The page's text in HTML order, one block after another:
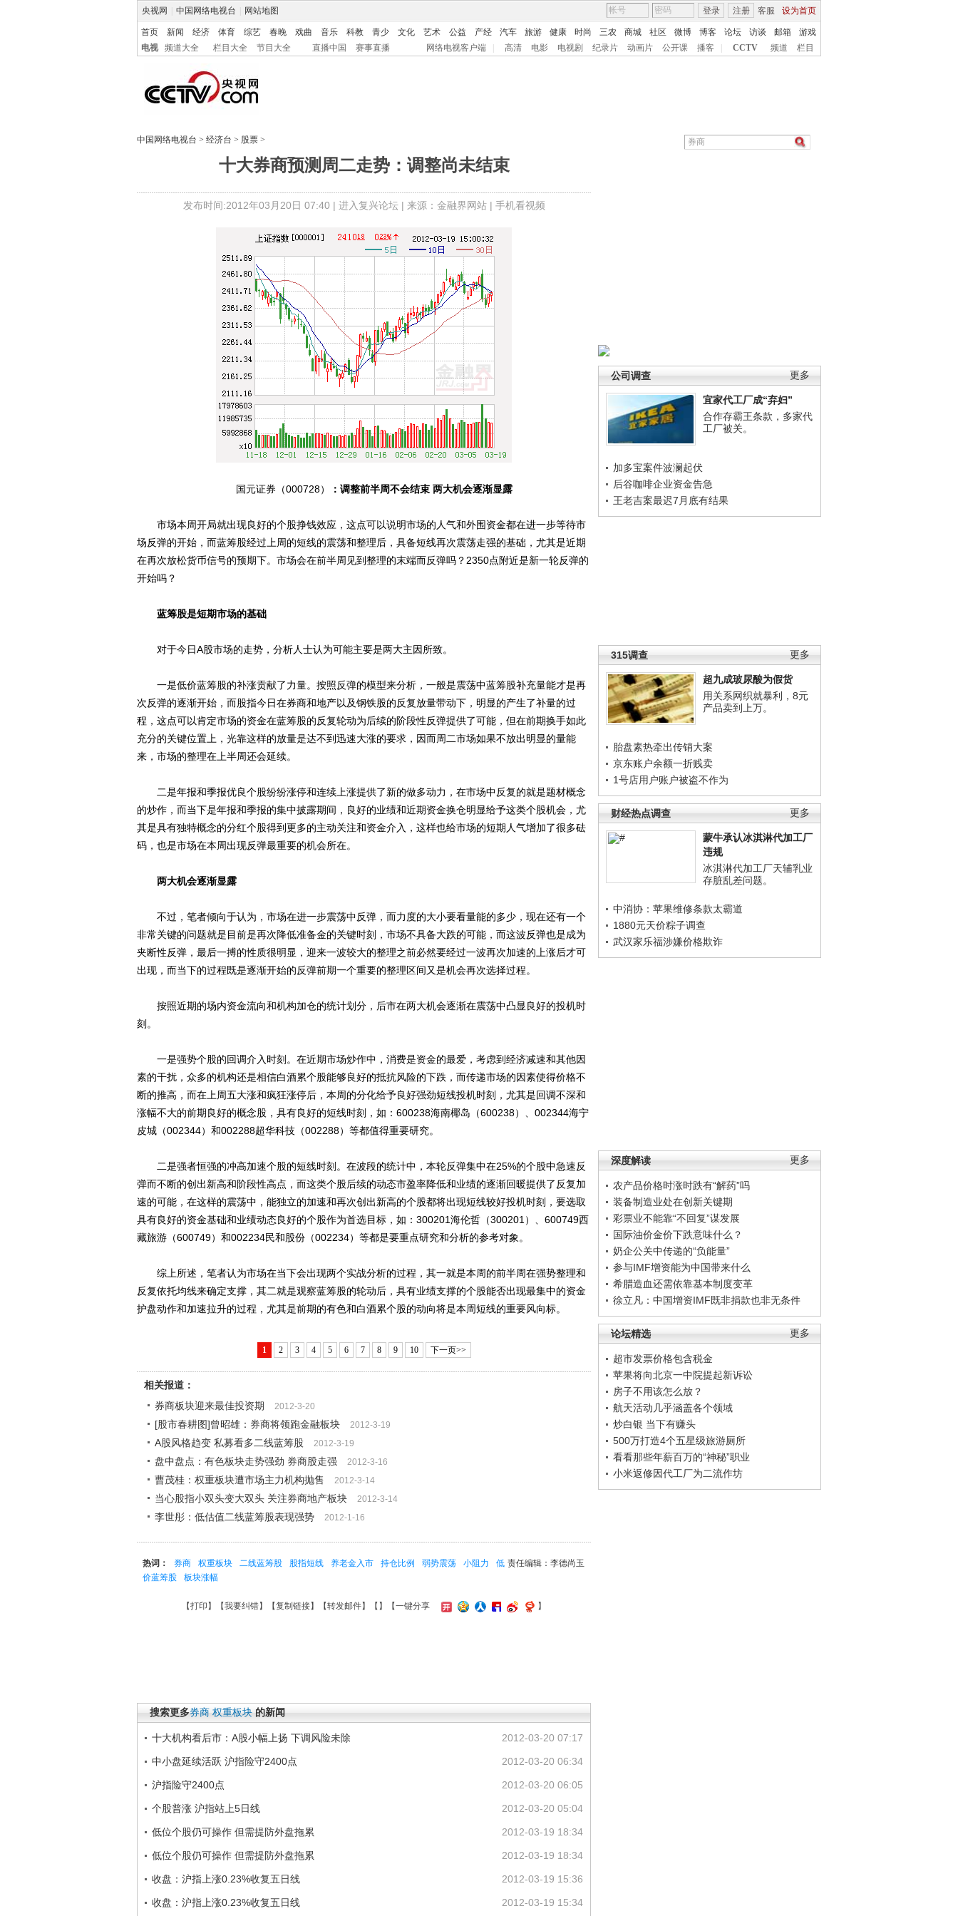
央视网 中国网络电视台 网站地图 客服 设为首页
登录 注册
首页 新闻 经济 体育 综艺 春晚 戏曲 音乐 科教 青少 文化 艺术 公益 产经 汽车 旅游 健康 时尚 三农 商城 社区 微博 博客 论坛 访谈 邮箱
游戏
电视
频道大全 栏目大全 节目大全 直播中国 赛事直播 网络电视客户端 高清 电影 电视剧 纪录片 动画片 公开课 播客 CCTV 频道 栏目
中国网络电视台 > 经济台 > 股票 >
十大券商预测周二走势：调整尚未结束
发布时间:2012年03月20日 07:40 | 进入复兴论坛| 来源：金融界网站 | 手机看视频
更多
公司调查
宜家代工厂成“弃妇”
合作存霸王条款，多家代
工厂被关。
加多宝案件波澜起伏
后谷咖啡企业资金告急
王老吉案最迟7月底有结果
更多
315调查
超九成玻尿酸为假货
用关系网织就暴利，8元
产品卖到上万。
胎盘素热牵出传销大案
京东账户余额一折贱卖
1号店用户账户被盗不作为
更多
财经热点调查
蒙牛承认冰淇淋代加工厂
违规
冰淇淋代加工厂天辅乳业
存脏乱差问题。
中消协：苹果维修条款太霸道
1880元天价粽子调查
武汉家乐福涉嫌价格欺诈
更多
深度解读
农产品价格时涨时跌有“解药”吗
装备制造业处在创新关键期
彩票业不能靠“不回复”谋发展
国际油价金价下跌意味什么？
奶企公关中传递的“负能量”
参与IMF增资能为中国带来什么
希腊造血还需依靠基本制度变革
徐立凡：中国增资IMF既非捐款也非无条件
更多
论坛精选
超市发票价格包含税金
苹果将向北京一中院提起新诉讼
房子不用该怎么放？
航天活动几乎涵盖各个领域
炒白银 当下有赚头
500万打造4个五星级旅游厕所
看看那些年薪百万的“神秘”职业
小米返修因代工厂为二流作坊
国元证券（000728） ：调整前半周不会结束 两大机会逐渐显露
市场本周开局就出现良好的个股挣钱效应，这点可以说明市场的人气和外围资金都在进一步等待市
场反弹的开始，而蓝筹股经过上周的短线的震荡和整理后，具备短线再次震荡走强的基础，尤其是近期
在再次放松货币信号的预期下。市场会在前半周见到整理的末端而反弹吗？2350点附近是新一轮反弹的
开始吗？
蓝筹股是短期市场的基础
对于今日A股市场的走势，分析人士认为可能主要是两大主因所致。
一是低价蓝筹股的补涨贡献了力量。按照反弹的模型来分析，一般是震荡中蓝筹股补充量能才是再
次反弹的逐渐开始，而股指今日在券商和地产以及钢铁股的反复放量带动下，明显的产生了补量的过
程，这点可以肯定市场的资金在蓝筹股的反复轮动为后续的阶段性反弹提供了可能，但在前期换手如此
充分的关键位置上，光靠这样的放量是达不到迅速大涨的要求，因而周二市场如果不放出明显的量能
来，市场的整理在上半周还会延续。
二是年报和季报优良个股纷纷涨停和连续上涨提供了新的做多动力，在市场中反复的就是题材概念
的炒作，而当下是年报和季报的集中披露期间，良好的业绩和近期资金换仓明显给予这类个股机会，尤
其是具有独特概念的分红个股得到更多的主动关注和资金介入，这样也给市场的短期人气增加了很多砝
码，也是市场在本周出现反弹最重要的机会所在。
两大机会逐渐显露
不过，笔者倾向于认为，市场在进一步震荡中反弹，而力度的大小要看量能的多少，现在还有一个
非常关键的问题就是目前是再次降低准备金的关键时刻，市场不具备大跌的可能，而这波反弹也是成为
夹断性反弹，最后一搏的性质很明显，迎来一波较大的整理之前必然要经过一波再次加速的上涨后才可
出现，而当下的过程既是逐渐开始的反弹前期一个重要的整理区间又是机会再次选择过程。
按照近期的场内资金流向和机构加仓的统计划分，后市在两大机会逐渐在震荡中凸显良好的投机时
刻。
一是强势个股的回调介入时刻。在近期市场炒作中，消费是资金的最爱，考虑到经济减速和其他因
素的干扰，众多的机构还是相信白酒累个股能够良好的抵抗风险的下跌，而传递市场的因素使得价格不
断的推高，而在上周五大涨和疯狂涨停后，本周的分化给予良好强劲短线投机时刻，尤其是回调不深和
涨幅不大的前期良好的概念股，具有良好的短线时刻，如：600238海南椰岛（600238）、002344海宁
皮城（002344）和002288超华科技（002288）等都值得重要研究。
二是强者恒强的冲高加速个股的短线时刻。在波段的统计中，本轮反弹集中在25%的个股中急速反
弹而不断的创出新高和阶段性高点，而这类个股后续的动态市盈率降低和业绩的逐渐回暖提供了反复加
速的可能，在这样的震荡中，能独立的加速和再次创出新高的个股都将出现短线较好投机时刻，要选取
具有良好的资金基础和业绩动态良好的个股作为首选目标，如：300201海伦哲（300201）、600749西
藏旅游（600749）和002234民和股份（002234）等都是要重点研究和分析的参考对象。
综上所述，笔者认为市场在当下会出现两个实战分析的过程，其一就是本周的前半周在强势整理和
反复依托均线来确定支撑，其二就是观察蓝筹股的轮动后，具有业绩支撑的个股能否出现最集中的资金
护盘动作和加速拉升的过程，尤其是前期的有色和白酒累个股的动向将是本周短线的重要风向标。
1 2 3 4 5 6 7 8 9 10 下一页>>
相关报道：
券商板块迎来最佳投资期
2012-3-20
[股市春耕图]曾昭雄：券商将领跑金融板块 2012-3-19
A股风格趋变 私募看多二线蓝筹股 2012-3-19
盘中盘点：有色板块走势强劲 券商股走强 2012-3-16
曹茂桂：权重板块遭市场主力机构抛售 2012-3-14
当心股指小双头变大双头 关注券商地产板块 2012-3-14
李世彤：低估值二线蓝筹股表现强势 2012-1-16
责任编辑：李德尚玉
热词： 券商 权重板块 二线蓝筹股 股指短线 养老金入市 持仓比例 弱势震荡 小阻力
低
价蓝筹股
板块涨幅
【打印 】【我要纠错】【复制链接】【转发邮件】【 】 【一键分享 】
搜索更多券商 权重板块 的新闻
2012-03-20 07:17
十大机构看后市：A股小幅上扬 下调风险未除
2012-03-20 06:34
中小盘延续活跃 沪指险守2400点
2012-03-20 06:05
沪指险守2400点
2012-03-20 05:04
个股普涨 沪指站上5日线
2012-03-19 18:34
低位个股仍可操作 但需提防外盘拖累
2012-03-19 18:34
低位个股仍可操作 但需提防外盘拖累
2012-03-19 15:36
收盘：沪指上涨0.23%收复五日线
2012-03-19 15:34
收盘：沪指上涨0.23%收复五日线